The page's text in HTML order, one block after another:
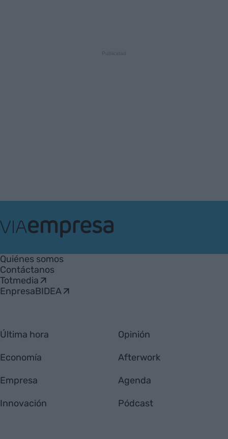
Empresa
Quiénes somos
Contáctanos
Totmedia
EnpresaBIDEA
Última hora
Economía
Empresa
Innovación
Opinión
Afterwork
Agenda
Pódcast